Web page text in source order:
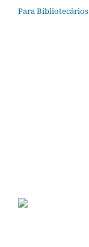
Para Bibliotecários